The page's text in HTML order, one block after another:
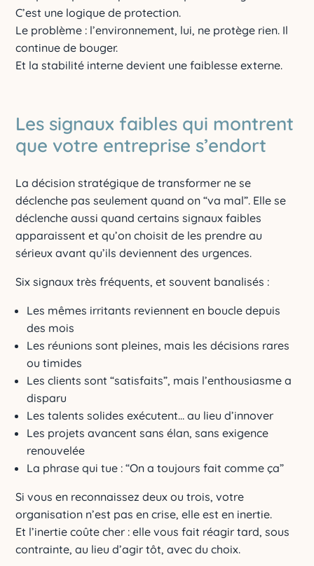
C’est une logique de protection.
Le problème : l’environnement, lui, ne protège rien. Il
continue de bouger.
Et la stabilité interne devient une faiblesse externe.
Les signaux faibles qui montrent
que votre entreprise s’endort
La décision stratégique de transformer ne se
déclenche pas seulement quand on “va mal”. Elle se
déclenche aussi quand certains signaux faibles
apparaissent et qu’on choisit de les prendre au
sérieux avant qu’ils deviennent des urgences.
Six signaux très fréquents, et souvent banalisés :
Les mêmes irritants reviennent en boucle depuis
des mois
Les réunions sont pleines, mais les décisions rares
ou timides
Les clients sont “satisfaits”, mais l’enthousiasme a
disparu
Les talents solides exécutent… au lieu d’innover
Les projets avancent sans élan, sans exigence
renouvelée
La phrase qui tue : “On a toujours fait comme ça”
Si vous en reconnaissez deux ou trois, votre
organisation n’est pas en crise, elle est en inertie.
Et l’inertie coûte cher : elle vous fait réagir tard, sous
contrainte, au lieu d’agir tôt, avec du choix.